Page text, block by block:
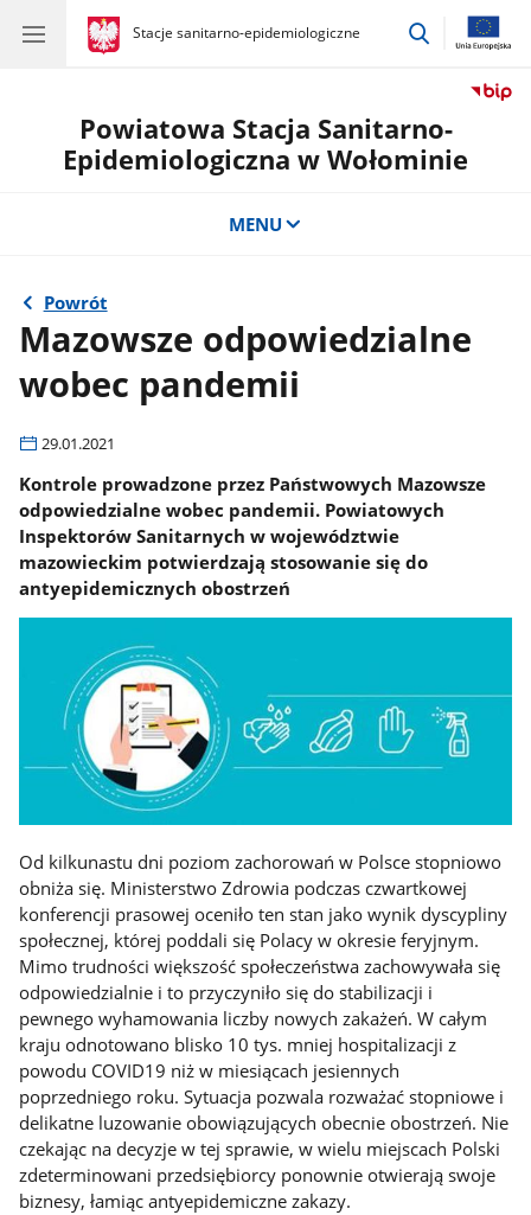
gov.pl
Stacje sanitarno-epidemiologiczne
gov.pl
Stacje
przejdź
Powiatowa Stacja Sanitarno-
Epidemiologiczna w Wołominie
MENU
Powrót
Mazowsze odpowiedzialne
wobec pandemii
29.01.2021
Kontrole prowadzone przez Państwowych Mazowsze
odpowiedzialne wobec pandemii. Powiatowych
Inspektorów Sanitarnych w województwie
mazowieckim potwierdzają stosowanie się do
antyepidemicznych obostrzeń
Od kilkunastu dni poziom zachorowań w Polsce stopniowo
obniża się. Ministerstwo Zdrowia podczas czwartkowej
konferencji prasowej oceniło ten stan jako wynik dyscypliny
społecznej, której poddali się Polacy w okresie feryjnym.
Mimo trudności większość społeczeństwa zachowywała się
odpowiedzialnie i to przyczyniło się do stabilizacji i
pewnego wyhamowania liczby nowych zakażeń. W całym
kraju odnotowano blisko 10 tys. mniej hospitalizacji z
powodu COVID19 niż w miesiącach jesiennych
poprzedniego roku. Sytuacja pozwala rozważać stopniowe i
delikatne luzowanie obowiązujących obecnie obostrzeń. Nie
czekając na decyzje w tej sprawie, w wielu miejscach Polski
zdeterminowani przedsiębiorcy ponownie otwierają swoje
biznesy, łamiąc antyepidemiczne zakazy.